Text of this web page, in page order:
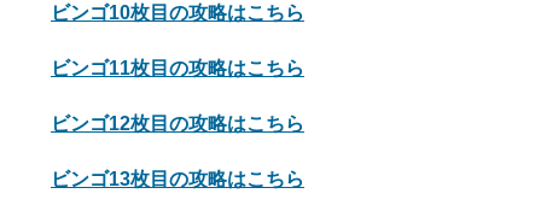
ビンゴ10枚目の攻略はこちら
ビンゴ11枚目の攻略はこちら
ビンゴ12枚目の攻略はこちら
ビンゴ13枚目の攻略はこちら